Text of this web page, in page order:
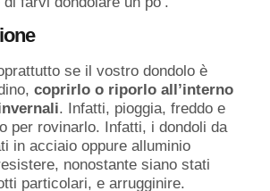
se il vostro dondolo è
coprirlo o riporlo all’interno
. Infatti, pioggia, freddo e
per rovinarlo. Infatti, i dondoli da
in acciaio oppure alluminio
nonostante siano stati
particolari, e arrugginire.